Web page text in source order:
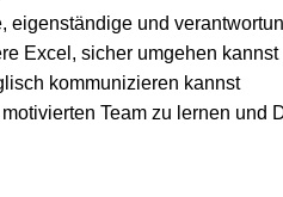
eigenständige und
Excel, sicher umgehen kannst
kommunizieren kannst
Team zu lernen und